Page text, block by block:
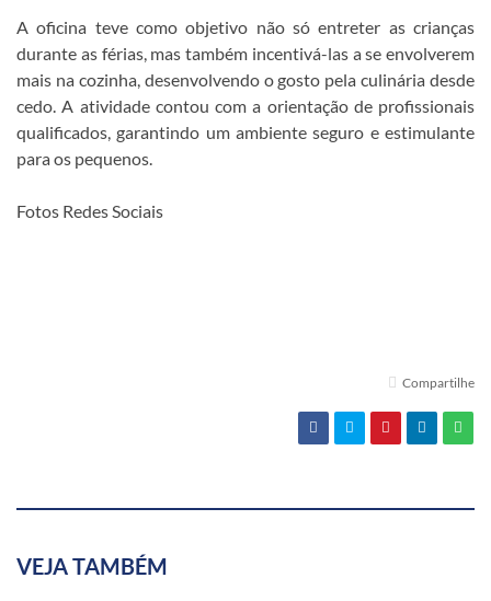
A oficina teve como objetivo não só entreter as crianças
durante as férias, mas também incentivá-las a se envolverem
mais na cozinha, desenvolvendo o gosto pela culinária desde
cedo. A atividade contou com a orientação de profissionais
qualificados, garantindo um ambiente seguro e estimulante
para os pequenos.
Fotos Redes Sociais
Compartilhe
VEJA TAMBÉM